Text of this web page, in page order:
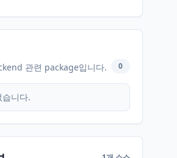
관련 package입니다. 0
니다.